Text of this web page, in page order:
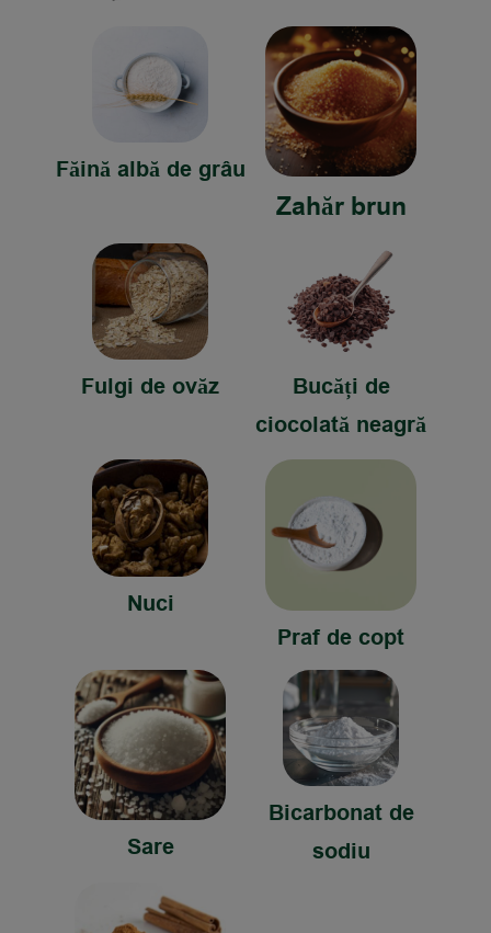
Făină albă de grâu
Zahăr brun
Fulgi de ovăz
Bucăți de
ciocolată neagră
Nuci
Praf de copt
Sare
Bicarbonat de
sodiu